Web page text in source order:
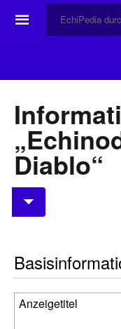
☰
Diablo“
Anzeigetitel